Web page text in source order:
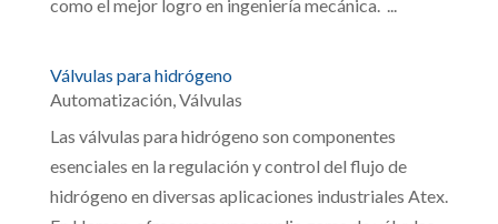
como el mejor logro en ingeniería mecánica. ...
Válvulas para hidrógeno
Automatización,Válvulas
Las válvulas para hidrógeno son componentes
esenciales en la regulación y control del flujo de
hidrógeno en diversas aplicaciones industriales Atex.